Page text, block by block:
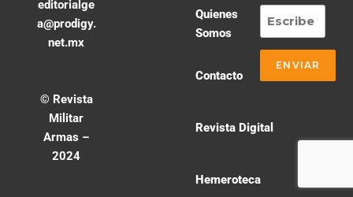
editorialge
a@prodigy.
net.mx
© Revista
Militar
Armas –
2024
Quienes
Somos
Contacto
Revista Digital
Hemeroteca